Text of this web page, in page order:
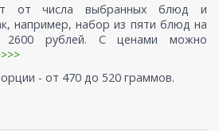
от числа выбранных блюд и
например, набор из пяти блюд на
2600 рублей. С ценами можно
- от 470 до 520 граммов.